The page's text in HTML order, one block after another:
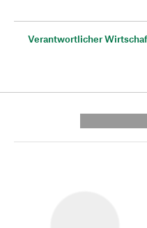
Verantwortlicher